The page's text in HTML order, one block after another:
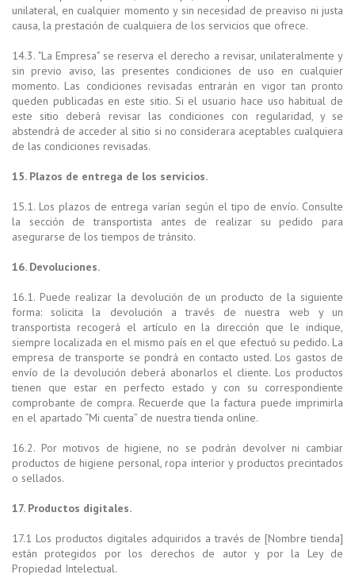
unilateral, en cualquier momento y sin necesidad de preaviso ni justa
causa, la prestación de cualquiera de los servicios que ofrece.
14.3. "La Empresa" se reserva el derecho a revisar, unilateralmente y
sin previo aviso, las presentes condiciones de uso en cualquier
momento. Las condiciones revisadas entrarán en vigor tan pronto
queden publicadas en este sitio. Si el usuario hace uso habitual de
este sitio deberá revisar las condiciones con regularidad, y se
abstendrá de acceder al sitio si no considerara aceptables cualquiera
de las condiciones revisadas.
15. Plazos de entrega de los servicios.
15.1. Los plazos de entrega varían según el tipo de envío. Consulte
la sección de transportista antes de realizar su pedido para
asegurarse de los tiempos de tránsito.
16. Devoluciones.
16.1. Puede realizar la devolución de un producto de la siguiente
forma: solicita la devolución a través de nuestra web y un
transportista recogerá el artículo en la dirección que le indique,
siempre localizada en el mismo país en el que efectuó su pedido. La
empresa de transporte se pondrá en contacto usted. Los gastos de
envío de la devolución deberá abonarlos el cliente. Los productos
tienen que estar en perfecto estado y con su correspondiente
comprobante de compra. Recuerde que la factura puede imprimirla
en el apartado “Mi cuenta” de nuestra tienda online.
16.2. Por motivos de higiene, no se podrán devolver ni cambiar
productos de higiene personal, ropa interior y productos precintados
o sellados.
17. Productos digitales.
17.1 Los productos digitales adquiridos a través de [Nombre tienda]
están protegidos por los derechos de autor y por la Ley de
Propiedad Intelectual.